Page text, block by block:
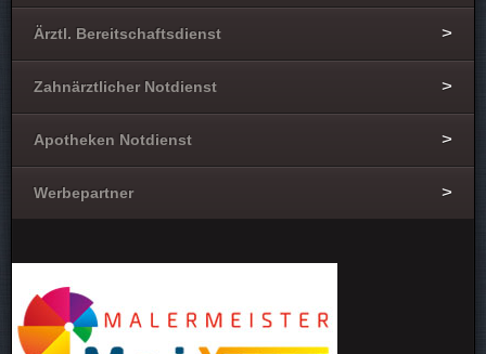
Ärztl. Bereitschaftsdienst
Zahnärztlicher Notdienst
Apotheken Notdienst
Werbepartner